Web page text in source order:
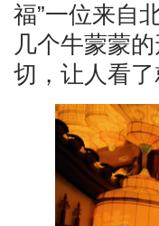
福”一位来自
几个牛蒙蒙
切，让人看